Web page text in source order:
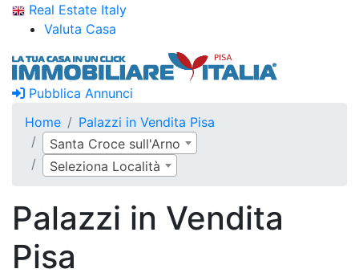
Real Estate Italy
Valuta Casa
Pubblica Annunci
Home
Palazzi in Vendita Pisa
Santa Croce sull'Arno
Seleziona Località
Palazzi in Vendita
Pisa